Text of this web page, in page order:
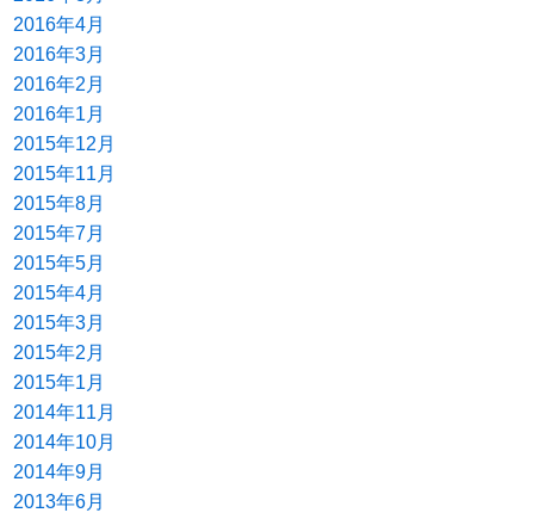
2016年4月
2016年3月
2016年2月
2016年1月
2015年12月
2015年11月
2015年8月
2015年7月
2015年5月
2015年4月
2015年3月
2015年2月
2015年1月
2014年11月
2014年10月
2014年9月
2013年6月